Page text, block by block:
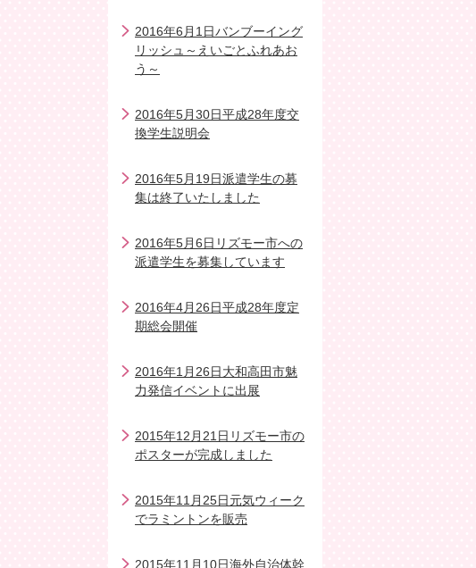
2016年6月1日バンブーイング
リッシュ～えいごとふれあお
う～
2016年5月30日平成28年度交
換学生説明会
2016年5月19日派遣学生の募
集は終了いたしました
2016年5月6日リズモー市への
派遣学生を募集しています
2016年4月26日平成28年度定
期総会開催
2016年1月26日大和高田市魅
力発信イベントに出展
2015年12月21日リズモー市の
ポスターが完成しました
2015年11月25日元気ウィーク
でラミントンを販売
2015年11月10日海外自治体幹